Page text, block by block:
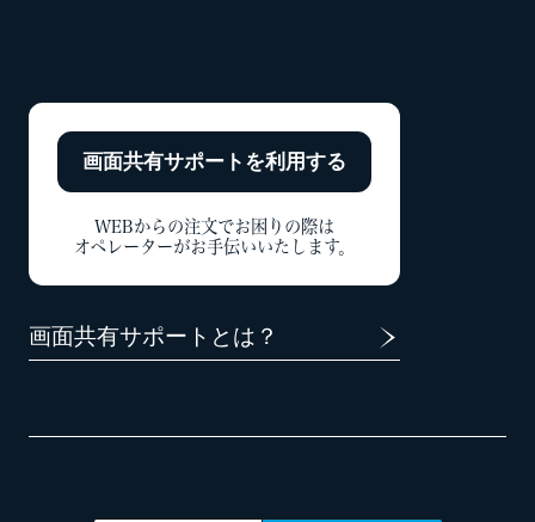
画面共有サポートを利用する
WEBからの注文でお困りの際は
オペレーターがお手伝いいたします。
画面共有サポートとは？